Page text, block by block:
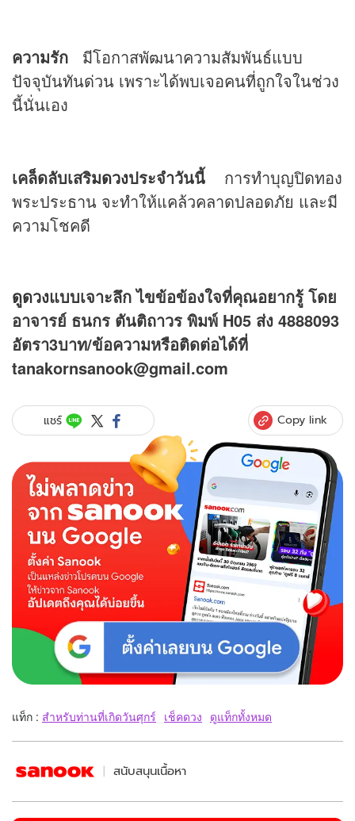
ความรัก มีโอกาสพัฒนาความสัมพันธ์แบบ
ปัจจุบันทันด่วน เพราะได้พบเจอคนที่ถูกใจในช่วง
นี้นั่นเอง
เคล็ดลับเสริมดวงประจำวันนี้ การทำบุญปิดทอง
พระประธาน จะทำให้แคล้วคลาดปลอดภัย และมี
ความโชคดี
ดูดวงแบบเจาะลึก ไขข้อข้องใจที่คุณอยากรู้ โดย
อาจารย์ ธนกร ตันติถาวร พิมพ์ H05 ส่ง 4888093
อัตรา3บาท/ข้อความหรือติดต่อได้ที่
tanakornsanook@gmail.com
แชร์ Copy link
แท็ก : สำหรับท่านที่เกิดวันศุกร์ เช็คดวง ดูแท็กทั้งหมด
สนับสนุนเนื้อหา